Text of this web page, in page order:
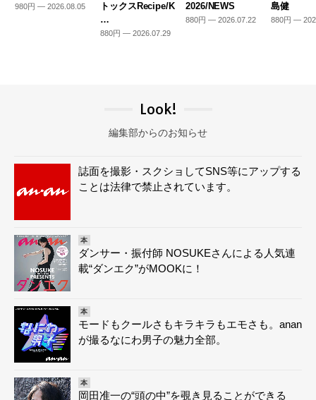
980円 — 2026.08.05
トックスRecipe/K
…
880円 — 2026.07.29
2026/NEWS
880円 — 2026.07.22
島健
880円 —
Look!
編集部からのお知らせ
誌面を撮影・スクショしてSNS等にアップする
ことは法律で禁止されています。
本
ダンサー・振付師 NOSUKEさんによる人気連
載“ダンエク”がMOOKに！
本
モードもクールさもキラキラもエモさも。anan
が撮るなにわ男子の魅力全部。
本
岡田准一の“頭の中”を覗き見ることができる